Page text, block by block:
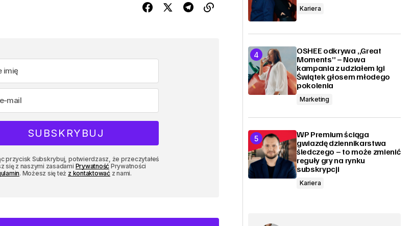
przycisk Subskrybuj, potwierdzasz, że przeczytałeś
się z naszymi zasadami Prywatność Prywatności
. Możesz się też z kontaktowaćz nami.
Kariera
OSHEE odkrywa „Great
Moments” – Nowa
kampania z udziałem Igi
Świątek głosem młodego
pokolenia
Marketing
WP Premium ściąga
gwiazdę dziennikarstwa
śledczego – to może zmienić
reguły gry na rynku
subskrypcji
Kariera